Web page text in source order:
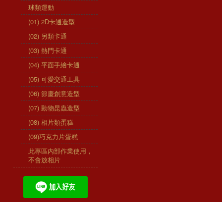
球類運動
(01) 2D卡通造型
(02) 另類卡通
(03) 熱門卡通
(04) 平面手繪卡通
(05) 可愛交通工具
(06) 節慶創意造型
(07) 動物昆蟲造型
(08) 相片類蛋糕
(09)巧克力片蛋糕
此專區內部作業使用，
不會放相片